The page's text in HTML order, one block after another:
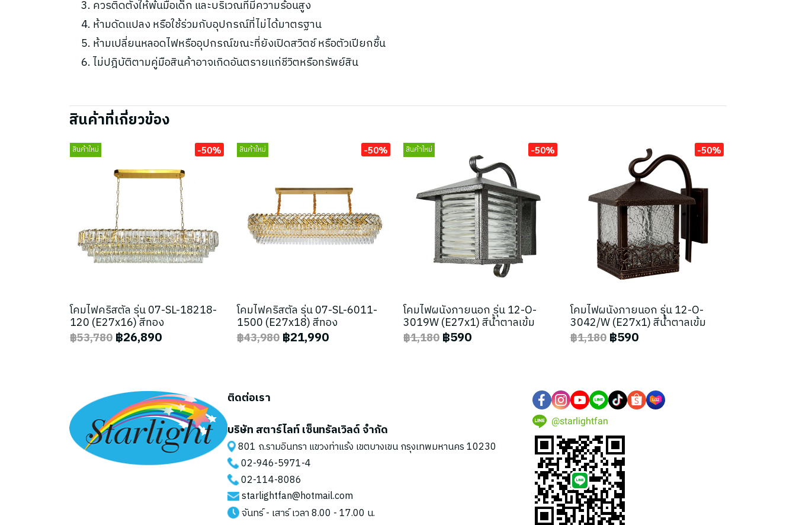
ควรติดตั้งให้พ้นมือเด็ก และบริเวณที่มีความร้อนสูง
ห้ามดัดแปลง หรือใช้ร่วมกับอุปกรณ์ที่ไม่ได้มาตรฐาน
ห้ามเปลี่ยนหลอดไฟหรืออุปกรณ์ขณะที่ยังเปิดสวิตช์ หรือตัวเปียกชื้น
ไม่ปฎิบัติตามคู่มือสินค้าอาจเกิดอันตรายแก่ชีวิตหรือทรัพย์สิน
สินค้าที่เกี่ยวข้อง
สินค้าใหม่ -50%
โคมไฟคริสตัล รุ่น 07-SL-18218-
120 (E27x16) สีทอง
฿53,780 ฿26,890
สินค้าใหม่ -50%
โคมไฟคริสตัล รุ่น 07-SL-6011-
1500 (E27x18) สีทอง
฿43,980 ฿21,990
สินค้าใหม่ -50%
โคมไฟผนังภายนอก รุ่น 12-O-
3019W (E27x1) สีน้ำตาลเข้ม
฿1,180 ฿590
-50%
โคมไฟผนังภายนอก รุ่น 12-O-
3042/W (E27x1) สีน้ำตาลเข้ม
฿1,180 ฿590
ติดต่อเรา
บริษัท สตาร์ไลท์ เซ็นทรัลเวิลด์ จำกัด
801 ถ.รามอินทรา แขวงท่าแร้ง เขตบางเขน กรุงเทพมหานคร 10230
02-946-5971-4
02-114-8086
starlightfan@hotmail.com
จันทร์ - เสาร์ เวลา 8.00 - 17.00 น.
@starlightfan